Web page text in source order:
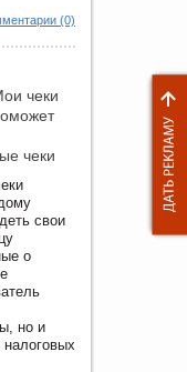
(0)
чеки
чеки
свои
о
но и